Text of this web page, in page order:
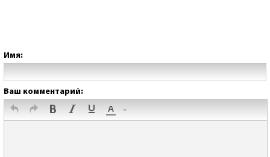
Имя:
Ваш комментарий: